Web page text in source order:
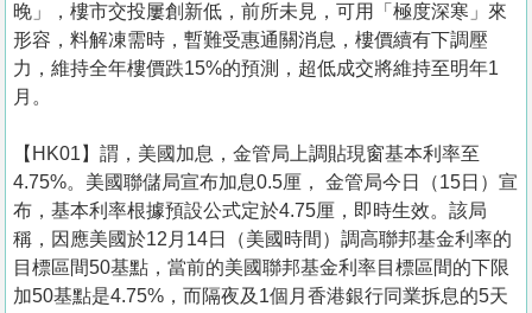
關
於
我
們
晚」，樓市交投屢創新低，前所未見，可用「極度深寒」來
形容，料解凍需時，暫難受惠通關消息，樓價續有下調壓
力，維持全年樓價跌15%的預測，超低成交將維持至明年1
月。
【HK01】謂，美國加息，金管局上調貼現窗基本利率至
4.75%。美國聯儲局宣布加息0.5厘， 金管局今日（15日）宣
布，基本利率根據預設公式定於4.75厘，即時生效。該局
稱，因應美國於12月14日（美國時間）調高聯邦基金利率的
目標區間50基點，當前的美國聯邦基金利率目標區間的下限
加50基點是4.75%，而隔夜及1個月香港銀行同業拆息的5天